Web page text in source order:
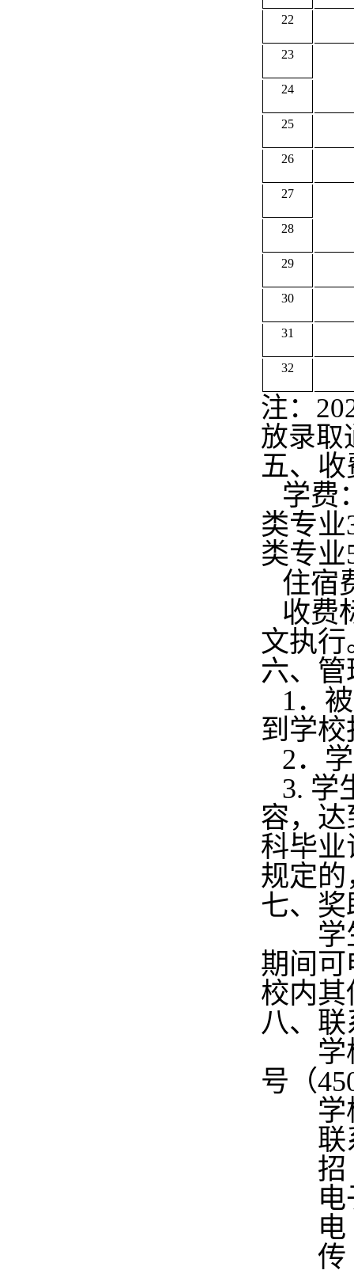
22
23
24
25
26
27
28
29
30
31
32
注：
放录取
五、
学费
类专业
类专业
住宿
收费
文执行
六、
1．
到学
2．
3. 学
容，
科毕
规定的
七、
学生
期间
校内
八、
学校
号（
学
联系
招 生
电子
电
传